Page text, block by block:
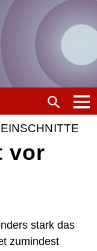
vor
stark das
zumindest